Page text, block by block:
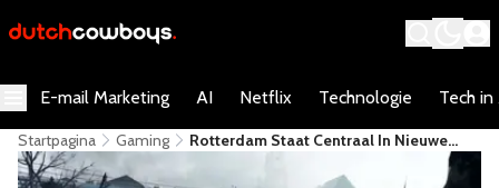
E-mail Marketing AI Netflix Technologie Tech in
Startpagina Gaming
Rotterdam Staat Centraal In Nieuwe